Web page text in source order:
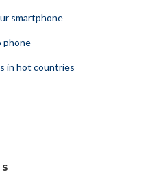
smartphone
phone
in hot countries